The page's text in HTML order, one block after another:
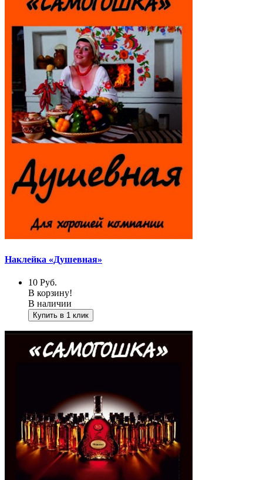
Наклейка «Душевная»
10 Руб.
В корзину!
В наличии
Купить в 1 клик